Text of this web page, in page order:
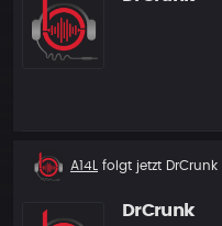
Neuer
Follower
A14L folgt jetzt DrCrunk
DrCrunk